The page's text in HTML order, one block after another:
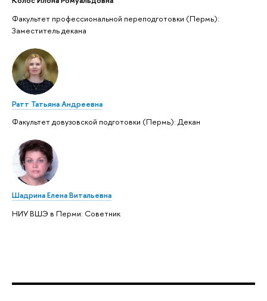
Факультет профессиональной переподготовки (Пермь):
Заместитель декана
Ратт Татьяна Андреевна
Факультет довузовской подготовки (Пермь): Декан
Шадрина Елена Витальевна
НИУ ВШЭ в Перми: Советник